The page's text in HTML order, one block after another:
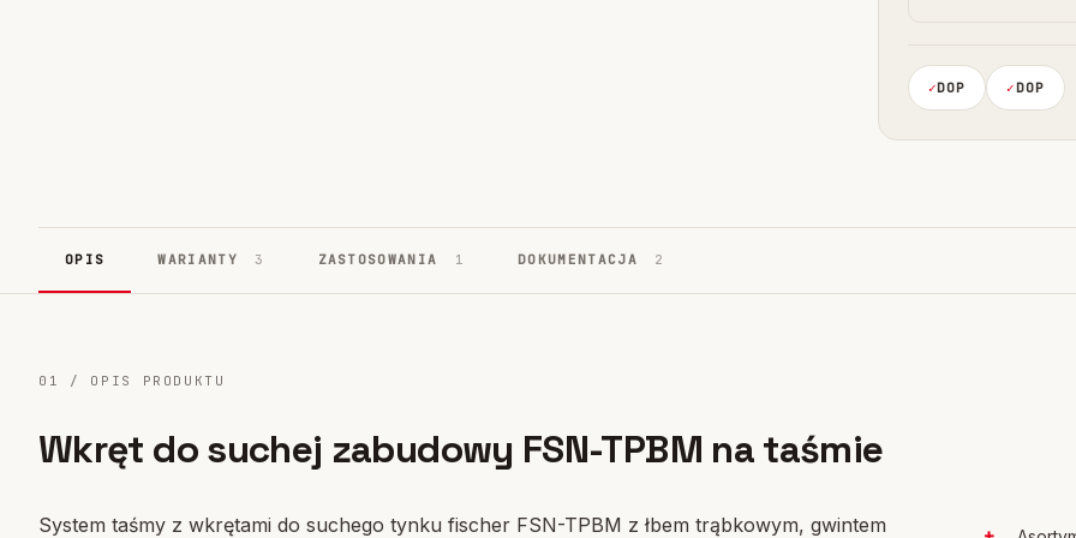
DOP DOP
OPIS WARIANTY 3 ZASTOSOWANIA 1 DOKUMENTACJA 2
01 / OPIS PRODUKTU
Wkręt do suchej zabudowy FSN-TPBM na taśmie
System taśmy z wkrętami do suchego tynku fischer FSN-TPBM z łbem trąbkowym, gwintem